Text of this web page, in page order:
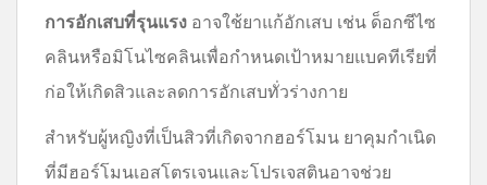
การอักเสบที่รุนแรง อาจใช้ยาแก้อักเสบ เช่น ด็อกซีไซ
คลินหรือมิโนไซคลินเพื่อกำหนดเป้าหมายแบคทีเรียที่
ก่อให้เกิดสิวและลดการอักเสบทั่วร่างกาย
สำหรับผู้หญิงที่เป็นสิวที่เกิดจากฮอร์โมน ยาคุมกำเนิด
ที่มีฮอร์โมนเอสโตรเจนและโปรเจสตินอาจช่วย